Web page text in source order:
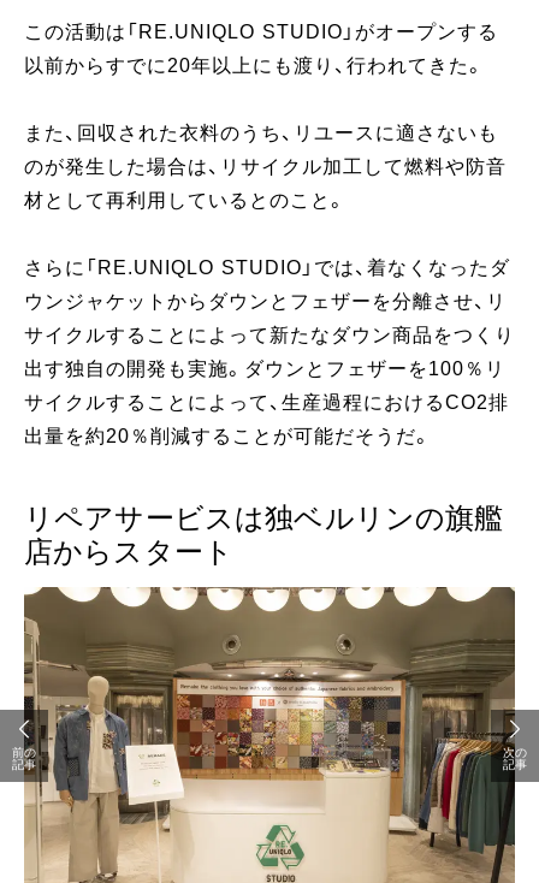
この活動は「RE.UNIQLO STUDIO」がオープンする
以前からすでに20年以上にも渡り、行われてきた。
また、回収された衣料のうち、リユースに適さないも
のが発生した場合は、リサイクル加工して燃料や防音
材として再利用しているとのこと。
さらに「RE.UNIQLO STUDIO」では、着なくなったダ
ウンジャケットからダウンとフェザーを分離させ、リ
サイクルすることによって新たなダウン商品をつくり
出す独自の開発も実施。ダウンとフェザーを100％リ
サイクルすることによって、生産過程におけるCO2排
出量を約20％削減することが可能だそうだ。
リペアサービスは独ベルリンの旗艦
店からスタート
前の
記事
次の
記事